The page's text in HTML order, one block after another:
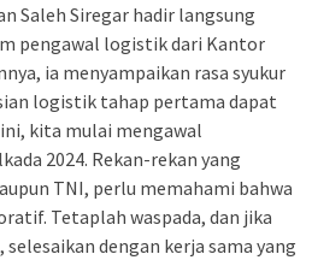
Saleh Siregar hadir langsung
pengawal logistik dari Kantor
ia menyampaikan rasa syukur
logistik tahap pertama dapat
kita mulai mengawal
2024. Rekan-rekan yang
TNI, perlu memahami bahwa
Tetaplah waspada, dan jika
dengan kerja sama yang